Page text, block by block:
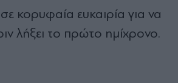
κορυφαία ευκαιρία για να
λήξει το πρώτο ημίχρονο.